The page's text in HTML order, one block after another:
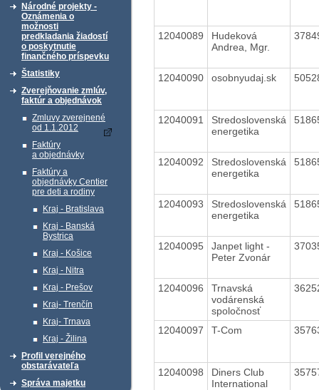
Národné projekty -
Oznámenia o
možnosti
predkladania žiadostí
o poskytnutie
finančného príspevku
Štatistiky
Zverejňovanie zmlúv,
faktúr a objednávok
Zmluvy zverejnené
od 1.1.2012
Faktúry
a objednávky
Faktúry a
objednávky Centier
pre deti a rodiny
Kraj - Bratislava
Kraj - Banská
Bystrica
Kraj - Košice
Kraj - Nitra
Kraj - Prešov
Kraj- Trenčín
Kraj- Trnava
Kraj - Žilina
Profil verejného
obstarávateľa
Správa majetku
12040089
Hudeková
Andrea, Mgr.
12040090 osobnyudaj.sk
12040091
Stredoslovenská
energetika
12040092
Stredoslovenská
energetika
12040093
Stredoslovenská
energetika
12040095
Janpet light -
Peter Zvonár
12040096
Trnavská
vodárenská
spoločnosť
12040097 T-Com
12040098
Diners Club
International